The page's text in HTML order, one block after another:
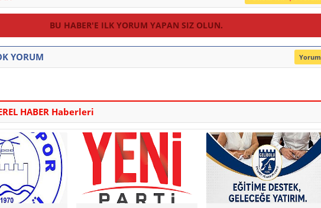
BU HABER'E ILK YORUM YAPAN SIZ OLUN.
YORUM Yorum
HABER Haberleri